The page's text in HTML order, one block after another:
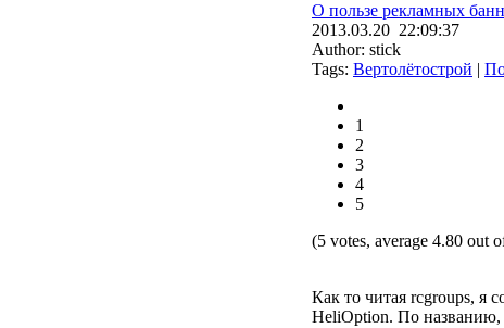
О пользе рекламных
2013.03.20 22:09:37
Author: stick
Tags: Вертолётострой |
1
2
3
4
5
(5 votes, average 4.80 out
Как то читая rcgroups, я
HeliOption. По названию,